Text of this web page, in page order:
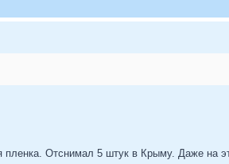
Отснимал 5 штук в Крыму. Даже на